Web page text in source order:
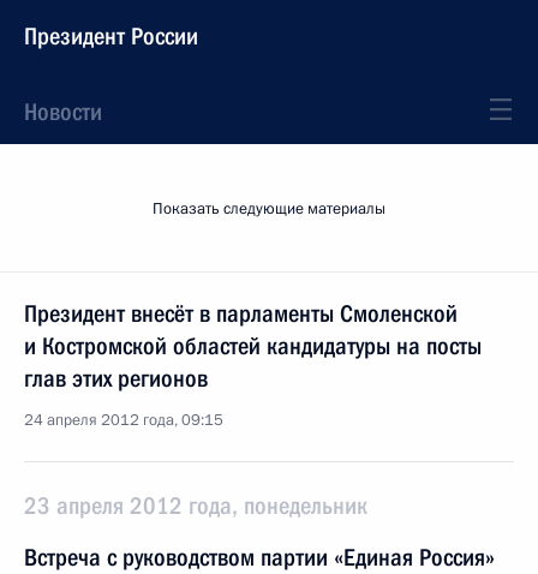
Президент России
Новости
Показать следующие материалы
Президент внесёт в парламенты Смоленской
и Костромской областей кандидатуры на посты
глав этих регионов
24 апреля 2012 года, 09:15
23 апреля 2012 года, понедельник
Встреча с руководством партии «Единая Россия»